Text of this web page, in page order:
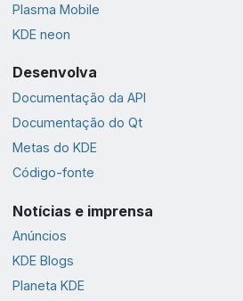
Plasma Mobile
KDE neon
Desenvolva
Documentação da API
Documentação do Qt
Metas do KDE
Código-fonte
Notícias e imprensa
Anúncios
KDE Blogs
Planeta KDE